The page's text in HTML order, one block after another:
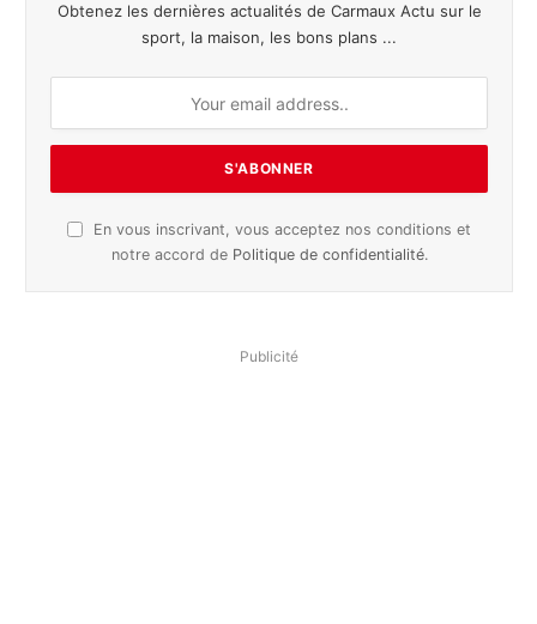
Obtenez les dernières actualités de Carmaux Actu sur le
sport, la maison, les bons plans ...
En vous inscrivant, vous acceptez nos conditions et
notre accord de Politique de confidentialité.
Publicité